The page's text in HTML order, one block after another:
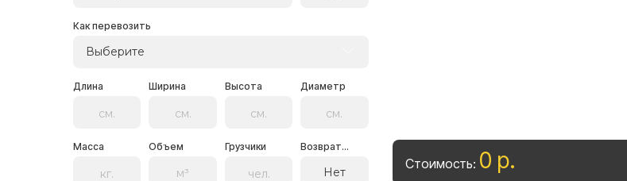
Как перевозить
Выберите
Длина Ширина Высота Диаметр
Масса Объем Грузчики Возврат...
Нет
Стоимость: 0 р.